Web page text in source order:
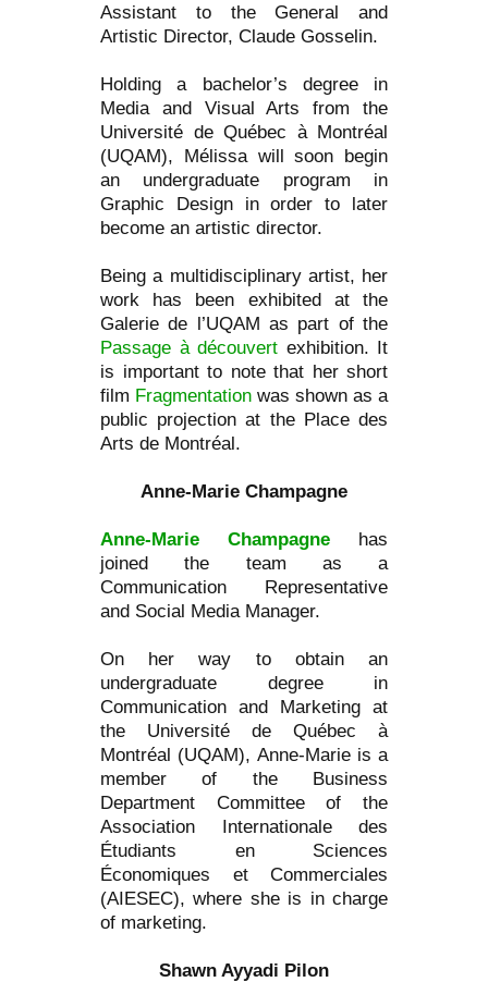
Assistant to the General and
Artistic Director, Claude Gosselin.
Holding a bachelor’s degree in
Media and Visual Arts from the
Université de Québec à Montréal
(UQAM), Mélissa will soon begin
an undergraduate program in
Graphic Design in order to later
become an artistic director.
Being a multidisciplinary artist, her
work has been exhibited at the
Galerie de l’UQAM as part of the
Passage à découvert exhibition. It
is important to note that her short
film Fragmentation was shown as a
public projection at the Place des
Arts de Montréal.
Anne-Marie Champagne
Anne-Marie Champagne has
joined the team as a
Communication Representative
and Social Media Manager.
On her way to obtain an
undergraduate degree in
Communication and Marketing at
the Université de Québec à
Montréal (UQAM), Anne-Marie is a
member of the Business
Department Committee of the
Association Internationale des
Étudiants en Sciences
Économiques et Commerciales
(AIESEC), where she is in charge
of marketing.
Shawn Ayyadi Pilon